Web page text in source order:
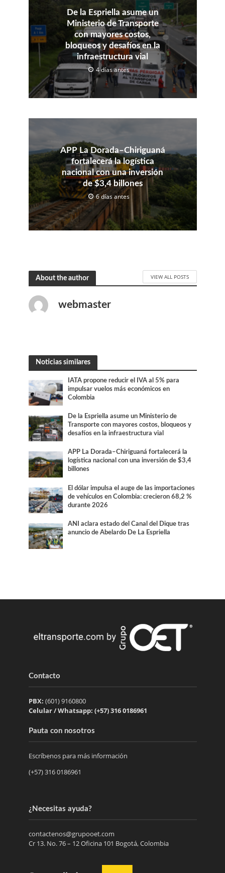
De la Espriella asume un
Ministerio de Transporte
con mayores costos,
bloqueos y desafíos en la
infraestructura vial
4 días antes
APP La Dorada–Chiriguaná
fortalecerá la logística
nacional con una inversión
de $3,4 billones
6 días antes
About the author VIEW ALL POSTS
webmaster
Noticias similares
IATA propone reducir el IVA al 5% para
impulsar vuelos más económicos en
Colombia
De la Espriella asume un Ministerio de
Transporte con mayores costos, bloqueos y
desafíos en la infraestructura vial
APP La Dorada–Chiriguaná fortalecerá la
logística nacional con una inversión de $3,4
billones
El dólar impulsa el auge de las importaciones
de vehículos en Colombia: crecieron 68,2 %
durante 2026
ANI aclara estado del Canal del Dique tras
anuncio de Abelardo De La Espriella
Contacto
PBX: (601) 9160800
Celular / Whatsapp: (+57) 316 0186961
Pauta con nosotros
Escríbenos para más información
(+57) 316 0186961
¿Necesitas ayuda?
contactenos@grupooet.com
Cr 13. No. 76 – 12 Oficina 101 Bogotá, Colombia